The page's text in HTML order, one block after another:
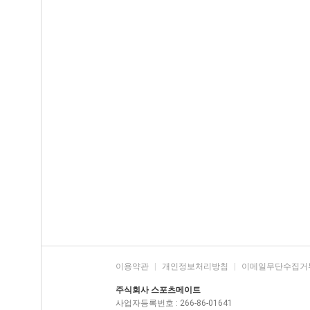
이용약관 개인정보처리방침 이메일무단수집거
주식회사 스포츠메이트
사업자등록번호 : 266-86-01641